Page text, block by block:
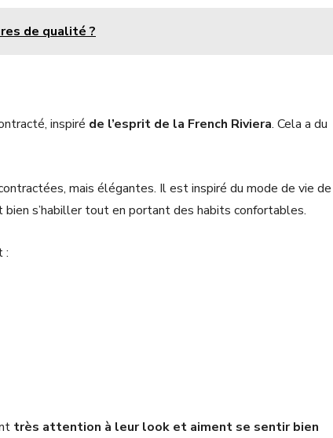
de qualité ?
inspiré de l’esprit de la French Riviera. Cela a du
mais élégantes. Il est inspiré du mode de vie de
s’habiller tout en portant des habits confortables.
:
très attention à leur look et aiment se sentir bien